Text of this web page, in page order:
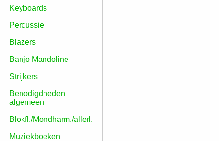
Keyboards
Percussie
Blazers
Banjo Mandoline
Strijkers
Benodigdheden
algemeen
Blokfl./Mondharm./allerl.
Muziekboeken